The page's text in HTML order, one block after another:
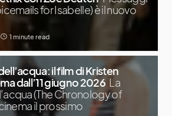
for Isabelle) è il nuovo
1 minute read
il film di Kristen
dall’11 giugno 2026 La
(The Chronology of
il prossimo